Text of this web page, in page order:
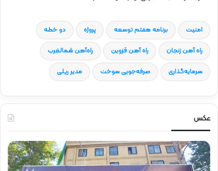
امنیت برنامه هفتم توسعه پروژه دو خطه
راه آهن زنجان راه آهن قزوین راه‌آهن شمالغرب
سرمایه‌گذاری صرفه‌جویی سوخت مدیر ریلی
عکس
ح
ض
و